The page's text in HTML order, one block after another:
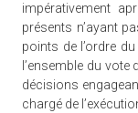
impérativement
présents n’ayant
points de l’ordre
l’ensemble du
décisions
chargé de